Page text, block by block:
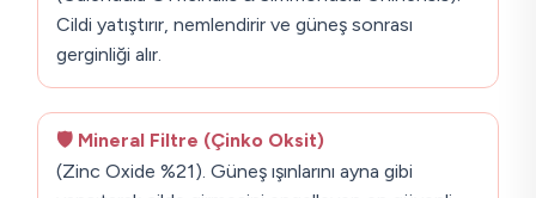
Cildi yatıştırır, nemlendirir ve güneş sonrası
gerginliği alır.
🛡️ Mineral Filtre (Çinko Oksit)
(Zinc Oxide %21). Güneş ışınlarını ayna gibi